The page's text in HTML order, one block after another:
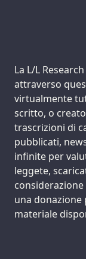
Support us:
La L/L
attraverso
virtualmente
scritto, o
trascrizioni di
pubblicati,
infinite per
leggete,
una donazione
materiale